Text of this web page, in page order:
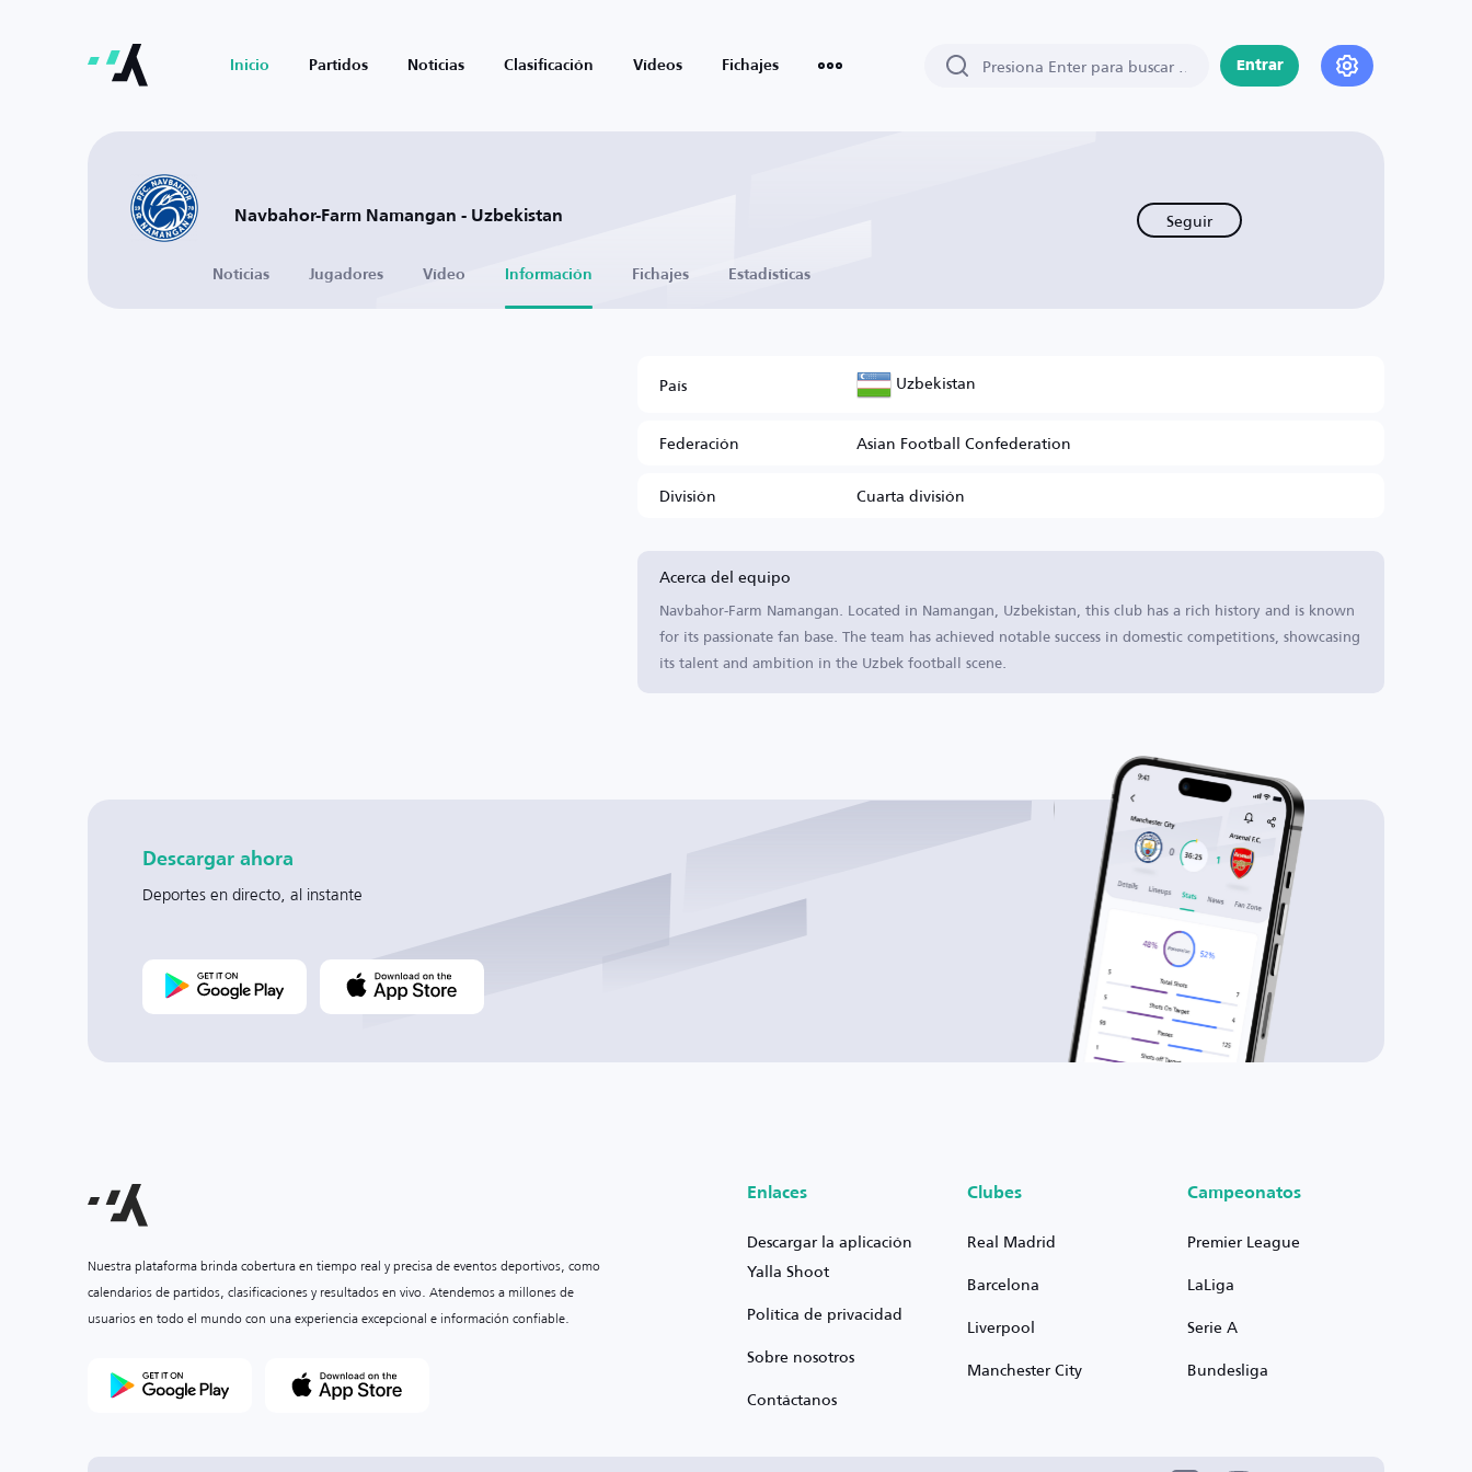
Inicio Partidos Noticias Clasificación Vídeos Fichajes Entrar
Navbahor-Farm Namangan - Uzbekistan Seguir
Noticias Jugadores Vídeo Información Fichajes Estadísticas
País Uzbekistan
Federación
Asian Football Confederation
División
Cuarta división
Acerca del equipo
Navbahor-Farm Namangan. Located in Namangan, Uzbekistan, this club has a rich history and is known
for its passionate fan base. The team has achieved notable success in domestic competitions, showcasing
its talent and ambition in the Uzbek football scene.
Descargar ahora
Deportes en directo, al instante
Nuestra plataforma brinda cobertura en tiempo real y precisa de eventos deportivos, como
calendarios de partidos, clasificaciones y resultados en vivo. Atendemos a millones de
usuarios en todo el mundo con una experiencia excepcional e información confiable.
Enlaces
Descargar la aplicación
Yalla Shoot
Política de privacidad
Sobre nosotros
Contáctanos
Clubes
Real Madrid
Barcelona
Liverpool
Manchester City
Campeonatos
Premier League
LaLiga
Serie A
Bundesliga